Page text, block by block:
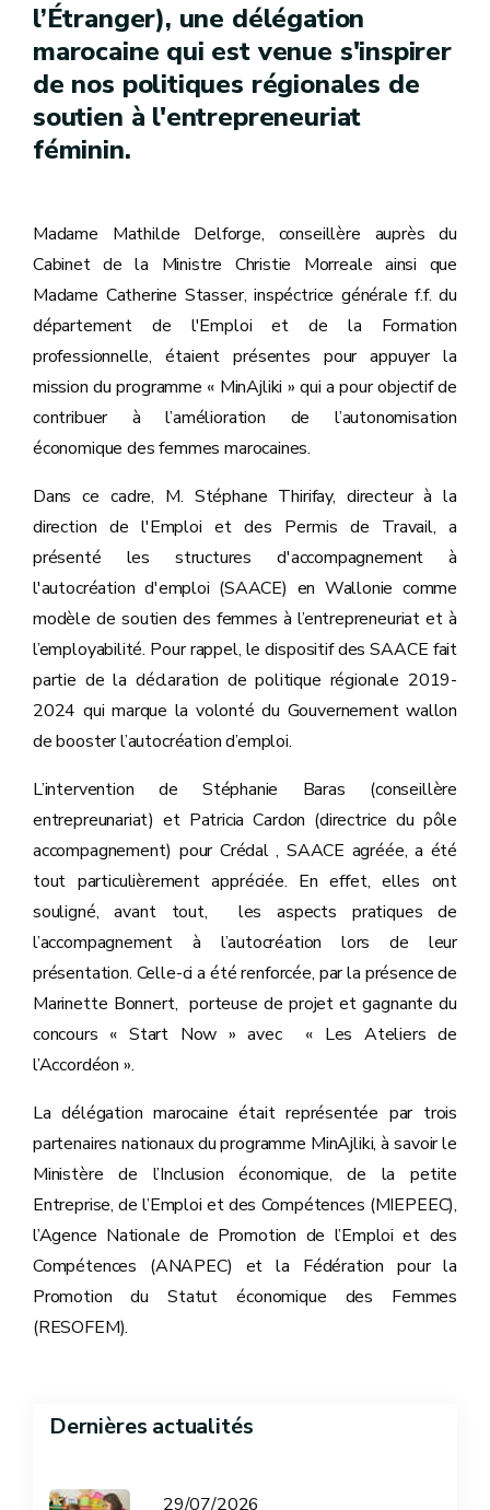
l’Étranger), une délégation
marocaine qui est venue s'inspirer
de nos politiques régionales de
soutien à l'entrepreneuriat
féminin.
Madame Mathilde Delforge, conseillère auprès du
Cabinet de la Ministre Christie Morreale ainsi que
Madame Catherine Stasser, inspéctrice générale f.f. du
département de l'Emploi et de la Formation
professionnelle, étaient présentes pour appuyer la
mission du programme « MinAjliki » qui a pour objectif de
contribuer à l’amélioration de l’autonomisation
économique des femmes marocaines.
Dans ce cadre, M. Stéphane Thirifay, directeur à la
direction de l'Emploi et des Permis de Travail, a
présenté les structures d'accompagnement à
l'autocréation d'emploi (SAACE) en Wallonie comme
modèle de soutien des femmes à l’entrepreneuriat et à
l’employabilité. Pour rappel, le dispositif des SAACE fait
partie de la déclaration de politique régionale 2019-
2024 qui marque la volonté du Gouvernement wallon
de booster l’autocréation d’emploi.
L’intervention de Stéphanie Baras (conseillère
entrepreunariat) et Patricia Cardon (directrice du pôle
accompagnement) pour Crédal , SAACE agréée, a été
tout particulièrement appréciée. En effet, elles ont
souligné, avant tout, les aspects pratiques de
l’accompagnement à l’autocréation lors de leur
présentation. Celle-ci a été renforcée, par la présence de
Marinette Bonnert, porteuse de projet et gagnante du
concours « Start Now » avec « Les Ateliers de
l’Accordéon ».
La délégation marocaine était représentée par trois
partenaires nationaux du programme MinAjliki, à savoir le
Ministère de l’Inclusion économique, de la petite
Entreprise, de l’Emploi et des Compétences (MIEPEEC),
l’Agence Nationale de Promotion de l’Emploi et des
Compétences (ANAPEC) et la Fédération pour la
Promotion du Statut économique des Femmes
(RESOFEM).
Dernières actualités
29/07/2026